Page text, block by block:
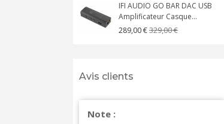
IFI AUDIO GO BAR DAC USB
Amplificateur Casque...
289,00 €329,00 €
Avis clients
Note :